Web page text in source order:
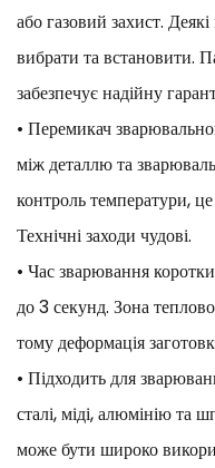
або газовий захист.
вибрати та встановити.
забезпечує надійну
• Перемикач
між деталлю та
контроль температури,
Технічні заходи чудові.
• Час зварювання
до 3 секунд. Зона
тому деформація
• Підходить для
сталі, міді, алюмінію та
може бути широко